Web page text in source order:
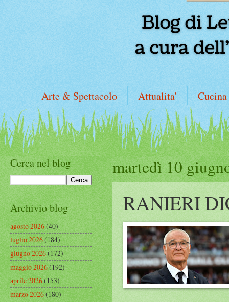
Arte & Spettacolo Attualita' Cucina
martedì 10
RANIERI
Cerca nel blog
Archivio blog
agosto 2026(40)
luglio 2026(184)
giugno 2026(172)
maggio 2026(192)
aprile 2026(153)
marzo 2026(180)